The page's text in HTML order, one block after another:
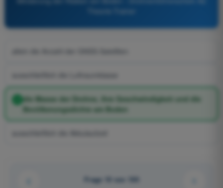
die Masse der Drohne, ihre Geschwindigkeit und die
Bevölkerungsdichte am Boden
Frage 10 von 100